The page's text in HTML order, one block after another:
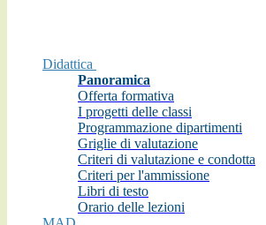
Didattica
Panoramica
Offerta formativa
I progetti delle classi
Programmazione dipartimenti
Griglie di valutazione
Criteri di valutazione e condotta
Criteri per l'ammissione
Libri di testo
Orario delle lezioni